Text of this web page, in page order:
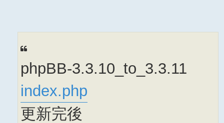
phpBB-3.3.10_to_3.3.11
index.php
更新完後